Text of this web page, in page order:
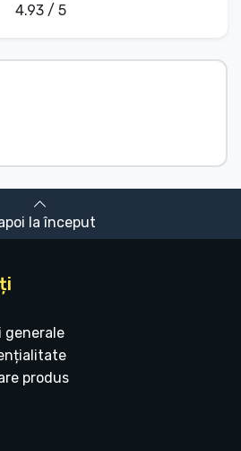
4.93 / 5
la început
generale
produs